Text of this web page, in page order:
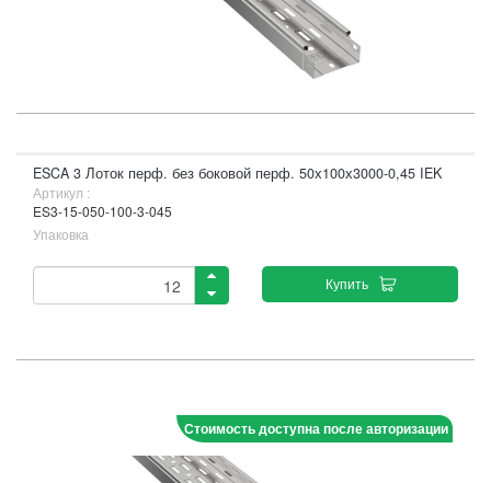
ESCA 3 Лоток перф. без боковой перф. 50х100х3000-0,45 IEK
Артикул :
ES3-15-050-100-3-045
Упаковка
Купить
Стоимость доступна после авторизации